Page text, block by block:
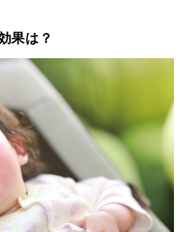
果は？